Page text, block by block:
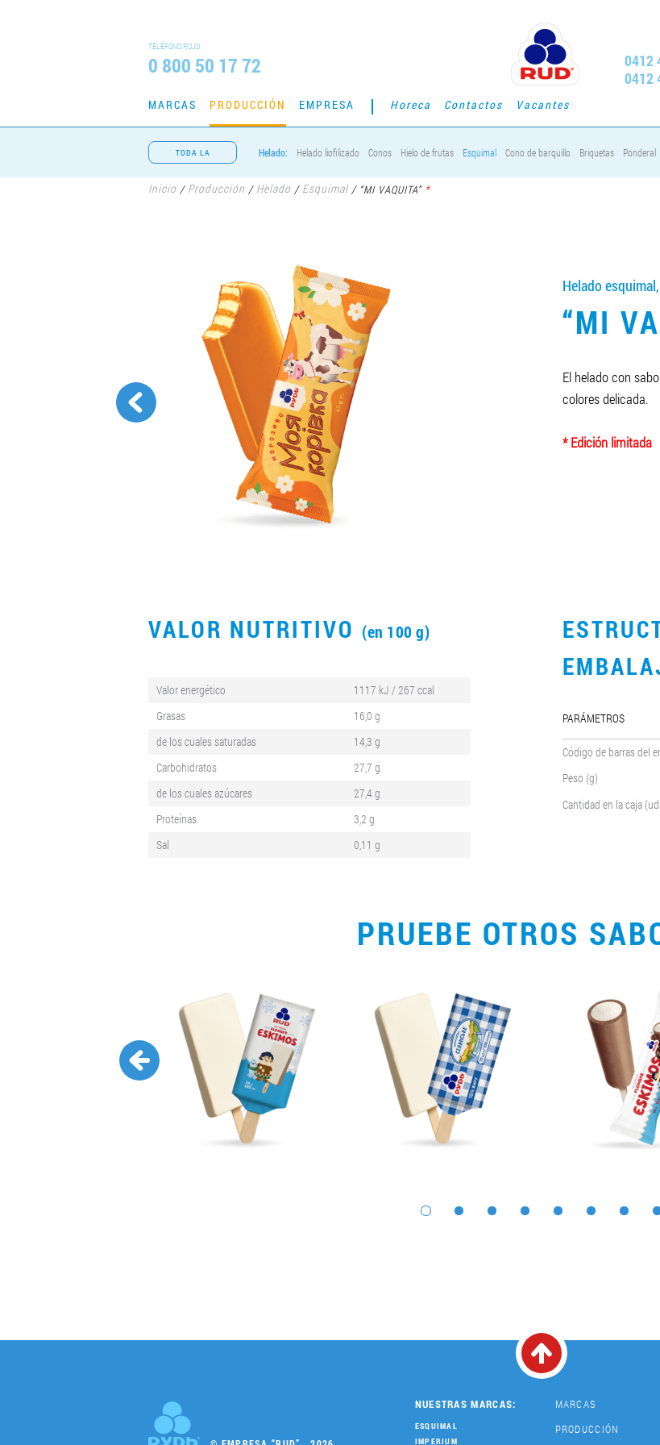
TELÉFONO ROJO
0 800 50 17 72
0412
0412
MARCAS PRODUCCIÓN EMPRESA Horeca Contactos Vacantes
TODA LA
PRODUCCIÓN
Helado: Helado liofilizado Conos Hielo de frutas Esquimal Cono de barquillo Briquetas Ponderal
Inicio / Producción / Helado / Esquimal /“MI VAQUITA” *
Helado
“MI
El helado con
colores delicada.
* Edición limitada
VALOR NUTRITIVO (en 100 g)
Valor energético
1117 kJ / 267 ccal
Grasas
16,0 g
de los cuales saturadas
14,3 g
Carbohidratos
27,7 g
de los cuales azúcares
27,4 g
Proteínas
3,2 g
Sal
0,11 g
PARÁMETROS
Código de barras del
Peso (g)
Cantidad en la caja
PRUEBE OTROS
NUESTRAS MARCAS:
ESQUIMAL
IMPERIUM
MARCAS
PRODUCCIÓN